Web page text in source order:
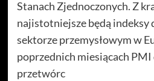
Stanach Zjednoczonych. Z
najistotniejsze będą indeksy
sektorze przemysłowym w
poprzednich miesiącach
przetwórc